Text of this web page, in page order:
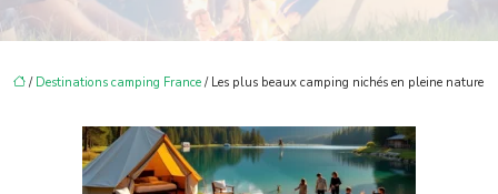
/ Destinations camping France / Les plus beaux camping nichés en pleine nature